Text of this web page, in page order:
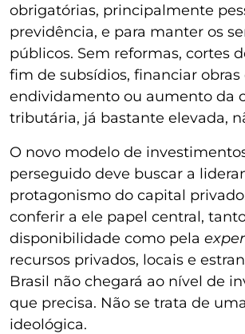
obrigatórias, principalmente
previdência, e para manter os
públicos. Sem reformas, cortes
fim de subsídios, financiar
endividamento ou aumento da
tributária, já bastante elevada,
O novo modelo de
perseguido deve buscar a
protagonismo do capital
conferir a ele papel central,
disponibilidade como pela
recursos privados, locais e
Brasil não chegará ao nível de
que precisa. Não se trata de
ideológica.